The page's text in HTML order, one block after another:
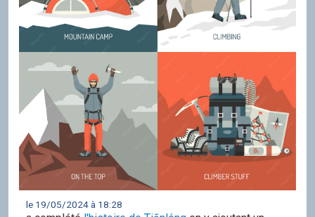
le 19/05/2024 à 18:28